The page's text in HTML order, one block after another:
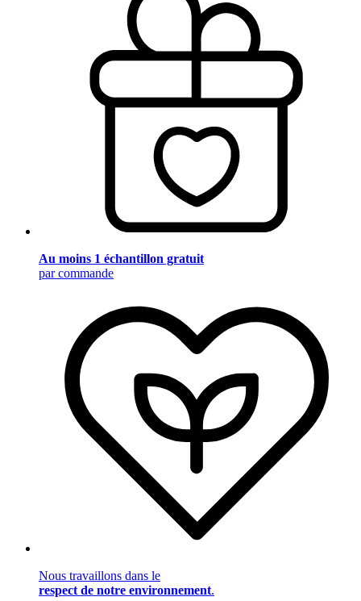
Au moins 1 échantillon gratuit
par commande
Nous travaillons dans le
respect de notre environnement.